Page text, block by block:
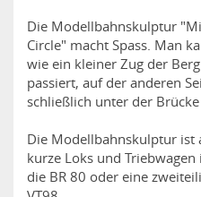
Die Modellbahnskulptur
Circle" macht Spass. Man
wie ein kleiner Zug der
passiert, auf der anderen
schließlich unter der
Die Modellbahnskulptur ist
kurze Loks und
die BR 80 oder eine